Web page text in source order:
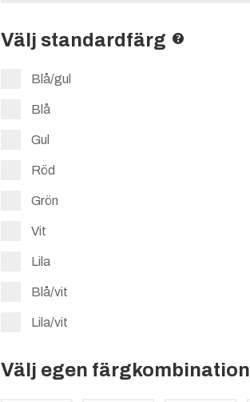
Välj standardfärg
Blå/gul
Blå
Gul
Röd
Grön
Vit
Lila
Blå/vit
Lila/vit
Välj egen färgkombination